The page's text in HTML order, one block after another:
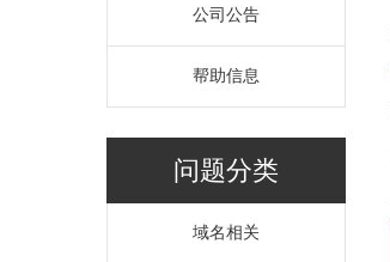
公司公告
帮助信息
问题分类
域名相关